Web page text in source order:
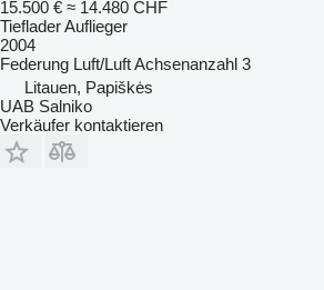
15.500 € ≈ 14.480 CHF
Tieflader Auflieger
2004
Federung Luft/LuftAchsenanzahl 3
Litauen, Papiškės
UAB Salniko
Verkäufer kontaktieren